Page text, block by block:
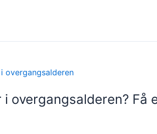
overgangsalderen? Få